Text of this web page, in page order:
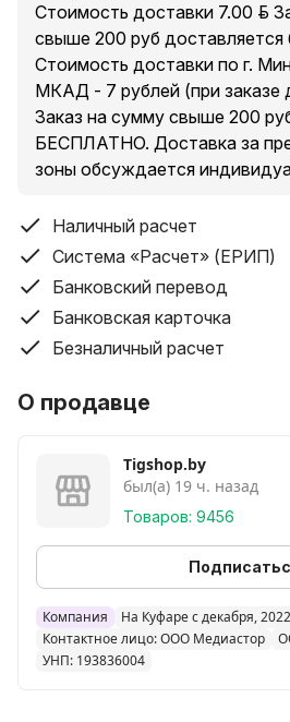
Стоимость доставки 7.00 руб.
свыше 200 руб доставляется
Стоимость доставки по г.
МКАД - 7 рублей (при заказе
Заказ на сумму свыше 200
БЕСПЛАТНО. Доставка за
зоны обсуждается
Наличный расчет
Система «Расчет» (ЕРИП)
Банковский перевод
Банковская карточка
Безналичный расчет
О продавце
Tigshop.by
был(а) 19 ч. назад
Товаров: 9456
Компания
На Куфаре с декабря, 2022
Контактное лицо: ООО Медиастор
УНП: 193836004